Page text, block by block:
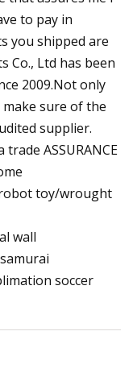
to pay in
you shipped are
Co., Ltd has been
2009.Not only
sure of the
supplier.
ASSURANCE
toy/wrought
wall
soccer